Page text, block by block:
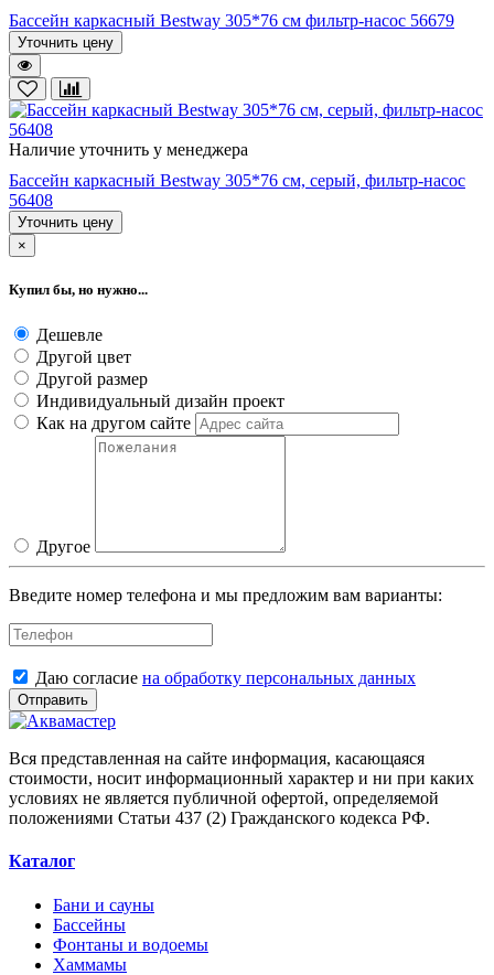
Бассейн каркасный Bestway 305*76 cм фильтр-насос 56679
Уточнить цену
Наличие уточнить у менеджера
Бассейн каркасный Bestway 305*76 cм, серый, фильтр-насос
56408
Уточнить цену
×
Купил бы, но нужно...
Дешевле
Другой цвет
Другой размер
Индивидуальный дизайн проект
Как на другом сайте
Другое
Введите номер телефона и мы предложим вам варианты:
Даю согласие на обработку персональных данных
Отправить
Вся представленная на сайте информация, касающаяся
стоимости, носит информационный характер и ни при каких
условиях не является публичной офертой, определяемой
положениями Статьи 437 (2) Гражданского кодекса РФ.
Каталог
Бани и сауны
Бассейны
Фонтаны и водоемы
Хаммамы